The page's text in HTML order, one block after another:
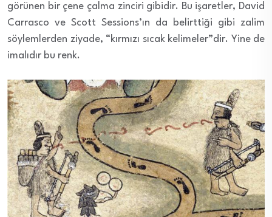
görünen bir çene çalma zinciri gibidir. Bu işaretler, David
Carrasco ve Scott Sessions’ın da belirttiği gibi zalim
söylemlerden ziyade, “kırmızı sıcak kelimeler”dir. Yine de
imalıdır bu renk.